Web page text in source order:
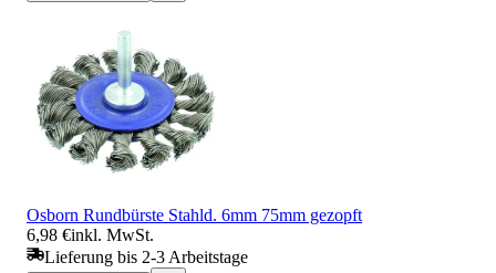
Osborn Rundbürste Stahld. 6mm 75mm gezopft
6,98 €inkl. MwSt.
Lieferung bis 2-3 Arbeitstage